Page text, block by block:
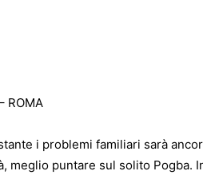
ROMA
i problemi familiari sarà
meglio puntare sul solito Pogba.